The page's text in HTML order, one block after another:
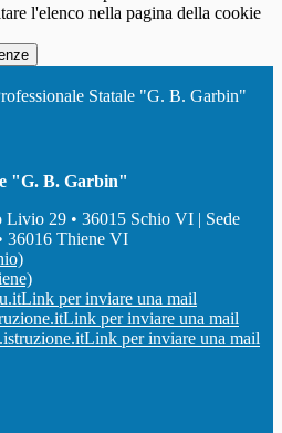
l'elenco nella pagina della cookie
Statale "G. B. Garbin"
"G. B. Garbin"
Livio 29 • 36015 Schio VI | Sede
36016 Thiene VI
Link per inviare una mail
Link per inviare una mail
Link per inviare una mail